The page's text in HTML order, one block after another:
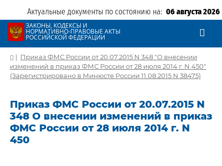
Актуальные документы по состоянию на: 06 августа 2026
ЗАКОНЫ, КОДЕКСЫ И
НОРМАТИВНО-ПРАВОВЫЕ АКТЫ
РОССИЙСКОЙ ФЕДЕРАЦИИ
| Приказ ФМС России от 20.07.2015 N 348 "О внесении
изменений в приказ ФМС России от 28 июля 2014 г. N 450"
(Зарегистрировано в Минюсте России 11.08.2015 N 38475)
Приказ ФМС России от 20.07.2015 N
348 О внесении изменений в приказ
ФМС России от 28 июля 2014 г. N
450